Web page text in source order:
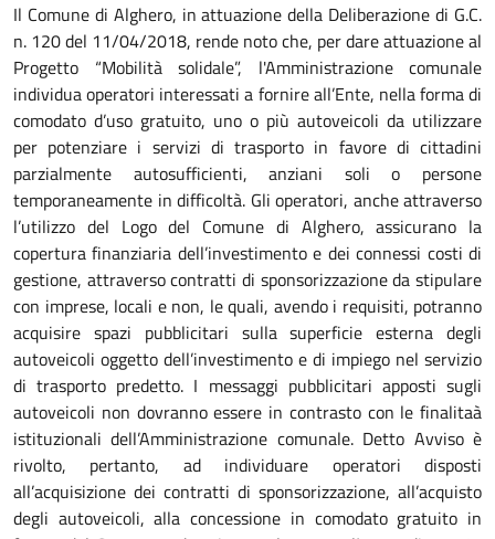
Il Comune di Alghero, in attuazione della Deliberazione di G.C.
n. 120 del 11/04/2018, rende noto che, per dare attuazione al
Progetto “Mobilità solidale”, l'Amministrazione comunale
individua operatori interessati a fornire all’Ente, nella forma di
comodato d’uso gratuito, uno o più autoveicoli da utilizzare
per potenziare i servizi di trasporto in favore di cittadini
parzialmente autosufficienti, anziani soli o persone
temporaneamente in difficoltà. Gli operatori, anche attraverso
l’utilizzo del Logo del Comune di Alghero, assicurano la
copertura finanziaria dell’investimento e dei connessi costi di
gestione, attraverso contratti di sponsorizzazione da stipulare
con imprese, locali e non, le quali, avendo i requisiti, potranno
acquisire spazi pubblicitari sulla superficie esterna degli
autoveicoli oggetto dell’investimento e di impiego nel servizio
di trasporto predetto. I messaggi pubblicitari apposti sugli
autoveicoli non dovranno essere in contrasto con le finalitaà
istituzionali dell’Amministrazione comunale. Detto Avviso è
rivolto, pertanto, ad individuare operatori disposti
all’acquisizione dei contratti di sponsorizzazione, all’acquisto
degli autoveicoli, alla concessione in comodato gratuito in